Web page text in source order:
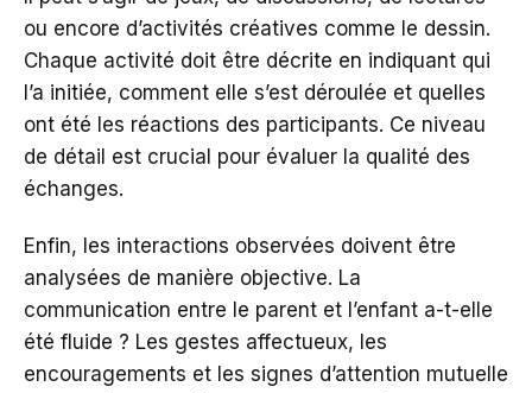
ou encore d’activités créatives comme le dessin.
Chaque activité doit être décrite en indiquant qui
l’a initiée, comment elle s’est déroulée et quelles
ont été les réactions des participants. Ce niveau
de détail est crucial pour évaluer la qualité des
échanges.
Enfin, les interactions observées doivent être
analysées de manière objective. La
communication entre le parent et l’enfant a-t-elle
été fluide ? Les gestes affectueux, les
encouragements et les signes d’attention mutuelle